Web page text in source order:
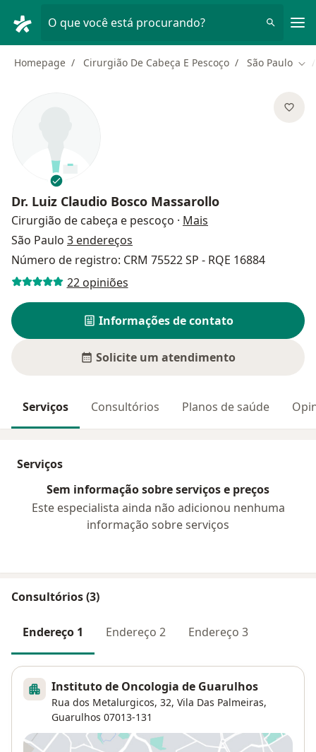
O que você está procurando?
Homepage Cirurgião De Cabeça E Pescoço São Paulo
Dr. Luiz Claudio Bosco Massarollo
Cirurgião de cabeça e pescoço · Mais
São Paulo 3 endereços
Número de registro: CRM 75522 SP - RQE 16884
22 opiniões
Informações de contato
Solicite um atendimento
Serviços Consultórios Planos de saúde
Serviços
Sem informação sobre serviços e preços
Este especialista ainda não adicionou nenhuma
informação sobre serviços
Consultórios (3)
Endereço 1 Endereço 2 Endereço 3
Instituto de Oncologia de Guarulhos
Rua dos Metalurgicos, 32, Vila Das Palmeiras,
Guarulhos 07013-131